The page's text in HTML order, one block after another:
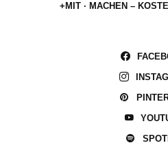
+MIT · MACHEN –